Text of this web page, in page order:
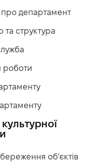
департамент
та структура
роботи
об’єктів